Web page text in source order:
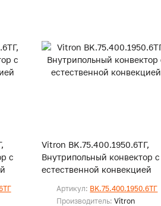
с
Vitron BK.75.400.1950.6ТГ,
Внутрипольный конвектор с
естественной конвекцией
Артикул: BK.75.400.1950.6ТГ
Производитель:Vitron